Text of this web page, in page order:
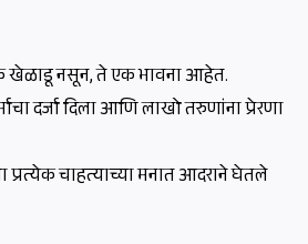
नसून, ते एक भावना आहेत.
दर्जा दिला आणि लाखो तरुणांना प्रेरणा
प्रत्येक चाहत्याच्या मनात आदराने घेतले